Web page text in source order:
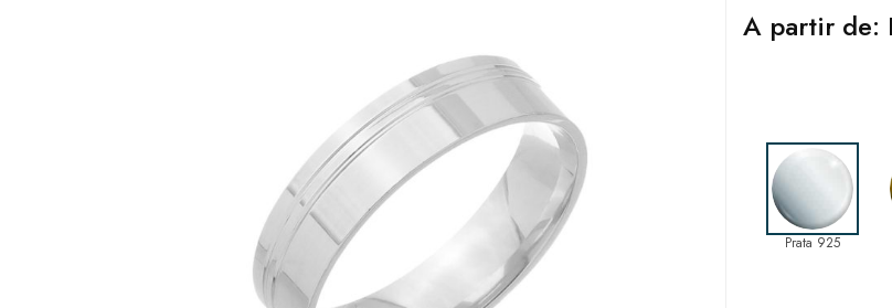
A partir de:
Prata 925